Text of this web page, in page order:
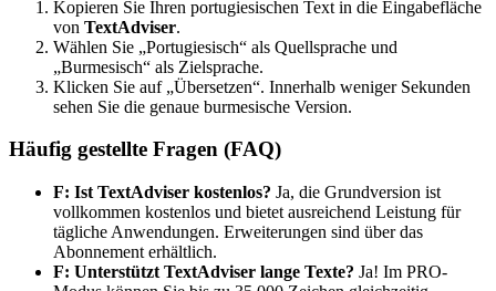
Kopieren Sie Ihren portugiesischen Text in die Eingabefläche
von TextAdviser.
Wählen Sie „Portugiesisch“ als Quellsprache und
„Burmesisch“ als Zielsprache.
Klicken Sie auf „Übersetzen“. Innerhalb weniger Sekunden
sehen Sie die genaue burmesische Version.
Häufig gestellte Fragen (FAQ)
F: Ist TextAdviser kostenlos? Ja, die Grundversion ist
vollkommen kostenlos und bietet ausreichend Leistung für
tägliche Anwendungen. Erweiterungen sind über das
Abonnement erhältlich.
F: Unterstützt TextAdviser lange Texte? Ja! Im PRO-